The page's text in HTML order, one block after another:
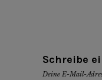
Schreibe
Deine E-Mail-